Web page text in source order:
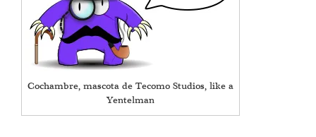
Cochambre, mascota de Tecomo Studios, like a
Yentelman